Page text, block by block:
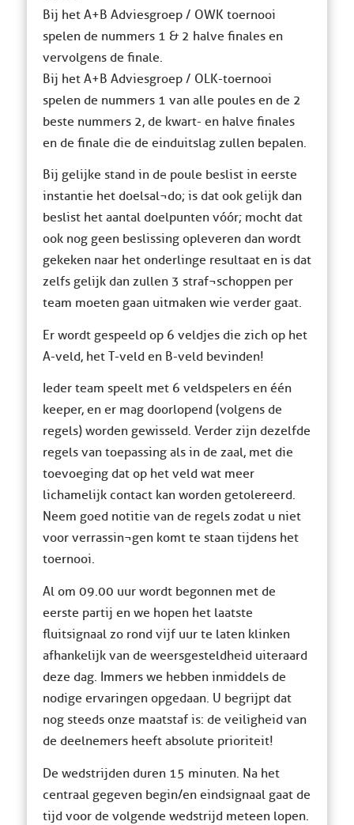
Bij het A+B Adviesgroep / OWK toernooi
spelen de nummers 1 & 2 halve finales en
vervolgens de finale.
Bij het A+B Adviesgroep / OLK-toernooi
spelen de nummers 1 van alle poules en de 2
beste nummers 2, de kwart- en halve finales
en de finale die de einduitslag zullen bepalen.
Bij gelijke stand in de poule beslist in eerste
instantie het doelsal¬do; is dat ook gelijk dan
beslist het aantal doelpunten vóór; mocht dat
ook nog geen beslissing opleveren dan wordt
gekeken naar het onderlinge resultaat en is dat
zelfs gelijk dan zullen 3 straf¬schoppen per
team moeten gaan uitmaken wie verder gaat.
Er wordt gespeeld op 6 veldjes die zich op het
A-veld, het T-veld en B-veld bevinden!
Ieder team speelt met 6 veldspelers en één
keeper, en er mag doorlopend (volgens de
regels) worden gewisseld. Verder zijn dezelfde
regels van toepassing als in de zaal, met die
toevoeging dat op het veld wat meer
lichamelijk contact kan worden getolereerd.
Neem goed notitie van de regels zodat u niet
voor verrassin¬gen komt te staan tijdens het
toernooi.
Al om 09.00 uur wordt begonnen met de
eerste partij en we hopen het laatste
fluitsignaal zo rond vijf uur te laten klinken
afhankelijk van de weersgesteldheid uiteraard
deze dag. Immers we hebben inmiddels de
nodige ervaringen opgedaan. U begrijpt dat
nog steeds onze maatstaf is: de veiligheid van
de deelnemers heeft absolute prioriteit!
De wedstrijden duren 15 minuten. Na het
centraal gegeven begin/en eindsignaal gaat de
tijd voor de volgende wedstrijd meteen lopen.